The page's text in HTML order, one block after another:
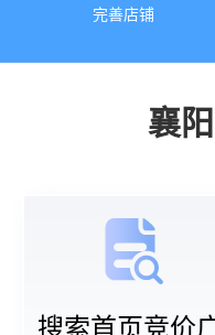
完善店铺
襄
搜索首页竞价